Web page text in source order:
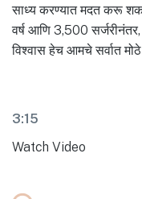
साध्य करण्यात मदत करू
वर्ष आणि 3,500
विश्वास हेच आमचे सर्वात
3:15
Watch Video